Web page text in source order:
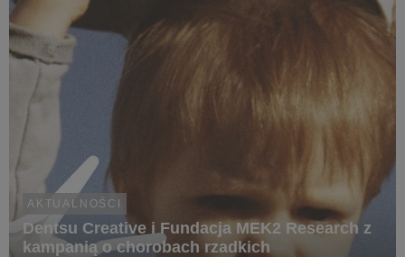
AKTUALNOŚCI
Dentsu Creative i Fundacja MEK2 Research z
kampanią o chorobach rzadkich